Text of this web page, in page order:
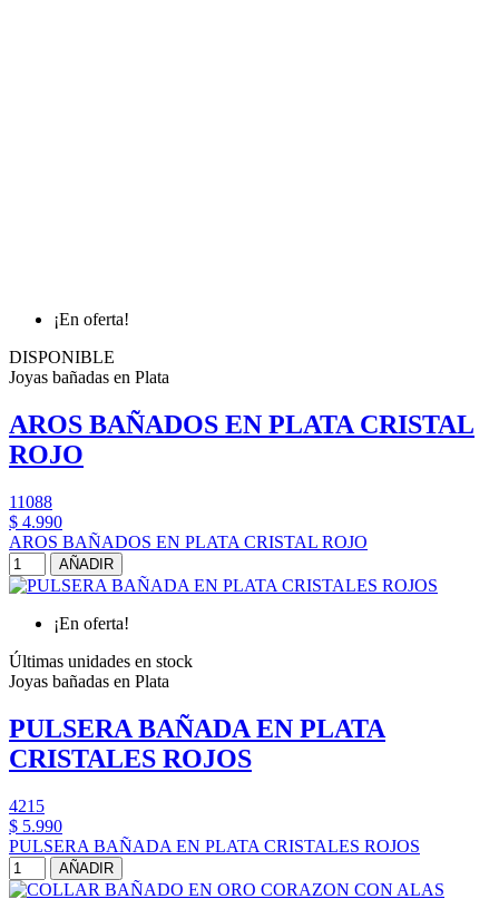
¡En oferta!
DISPONIBLE
Joyas bañadas en Plata
AROS BAÑADOS EN PLATA CRISTAL
ROJO
11088
$ 4.990
AROS BAÑADOS EN PLATA CRISTAL ROJO
AÑADIR
¡En oferta!
Últimas unidades en stock
Joyas bañadas en Plata
PULSERA BAÑADA EN PLATA
CRISTALES ROJOS
4215
$ 5.990
PULSERA BAÑADA EN PLATA CRISTALES ROJOS
AÑADIR